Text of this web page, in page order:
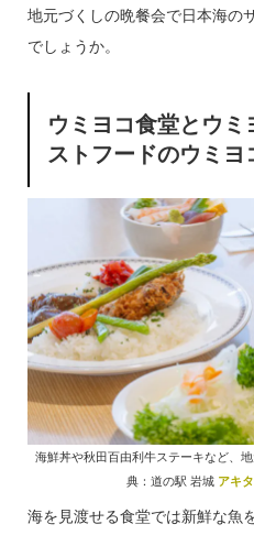
地元づくしの晩餐会で日本海の
でしょうか。
ウミヨコ食堂とウ
ストフードのウミヨ
海鮮丼や秋田百由利牛ステーキなど、
典：道の駅 岩城 アキ
海を見渡せる食堂では新鮮な魚